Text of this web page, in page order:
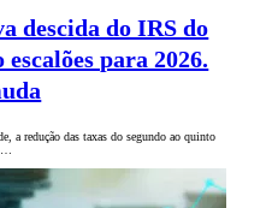
descida do IRS do
para 2026.
a redução das taxas do segundo ao quinto